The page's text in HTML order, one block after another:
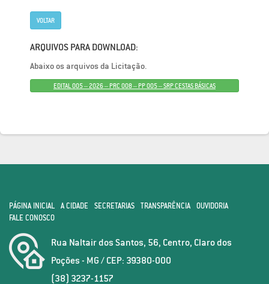
VOLTAR
ARQUIVOS PARA DOWNLOAD:
Abaixo os arquivos da Licitação.
EDITAL 005 – 2026 – PRC 008 – PP 005 – SRP CESTAS BÁSICAS
PÁGINA INICIAL A CIDADE SECRETARIAS TRANSPARÊNCIA
OUVIDORIA
FALE CONOSCO
Rua Naltair dos Santos, 56, Centro, Claro dos
Poções - MG / CEP: 39380-000
(38) 3237-1157